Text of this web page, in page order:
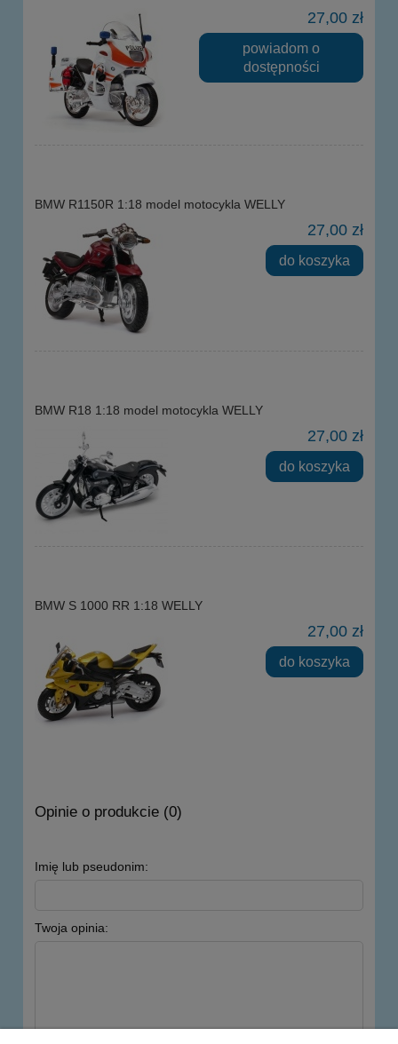
27,00 zł
powiadom o
dostępności
BMW R1150R 1:18 model motocykla WELLY
27,00 zł
do koszyka
BMW R18 1:18 model motocykla WELLY
27,00 zł
do koszyka
BMW S 1000 RR 1:18 WELLY
27,00 zł
do koszyka
Opinie o produkcie (0)
Imię lub pseudonim:
Twoja opinia: